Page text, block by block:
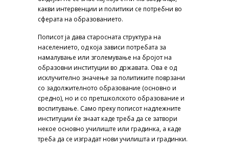
какви интервенции и политики се потребни во
сферата на образованието.
Пописот ја дава старосната структура на
населението, од која зависи потребата за
намалување или зголемување на бројот на
образовни институции во државата. Ова е од
исклучително значење за политиките поврзани
со задолжителното образование (основно и
средно), но и со претшколското образование и
воспитување. Само преку пописот надлежните
институции ќе знаат каде треба да се затвори
некое основно училиште или градинка, а каде
треба да се изградат нови училишта и градинки.